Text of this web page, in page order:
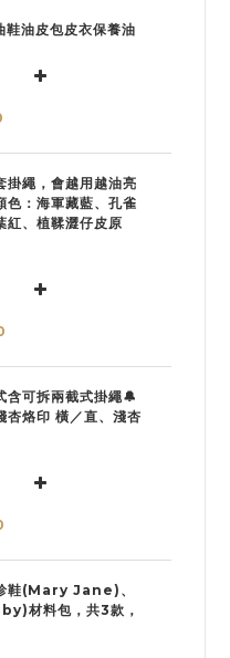
油皮包皮衣保養油
掛繩，會越用越油亮
色：海軍藏藍、孔雀
紅、植鞣澀仔皮原
含可拆兩截式掛繩🔔
杏烙印 橫／直、淺杏
鞋(Mary Jane)、
材料包，共3款，